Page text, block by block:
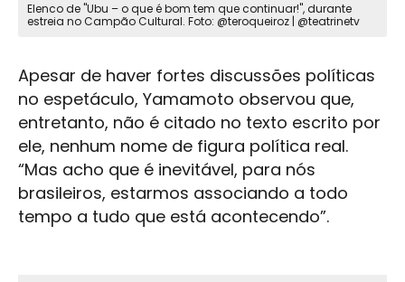
Elenco de "Ubu – o que é bom tem que continuar!", durante
estreia no Campão Cultural. Foto: @teroqueiroz | @teatrinetv
Apesar de haver fortes discussões políticas
no espetáculo, Yamamoto observou que,
entretanto, não é citado no texto escrito por
ele, nenhum nome de figura política real.
“Mas acho que é inevitável, para nós
brasileiros, estarmos associando a todo
tempo a tudo que está acontecendo”.